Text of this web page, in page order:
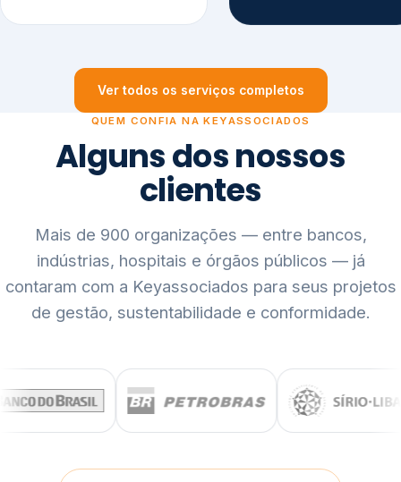
Ver todos os serviços completos
QUEM CONFIA NA KEYASSOCIADOS
Alguns dos nossos
clientes
Mais de 900 organizações — entre bancos,
indústrias, hospitais e órgãos públicos — já
contaram com a Keyassociados para seus projetos
de gestão, sustentabilidade e conformidade.